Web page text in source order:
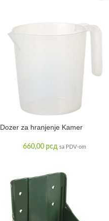
Dozer za hranjenje Kamer
660,00 рсд sa PDV-om